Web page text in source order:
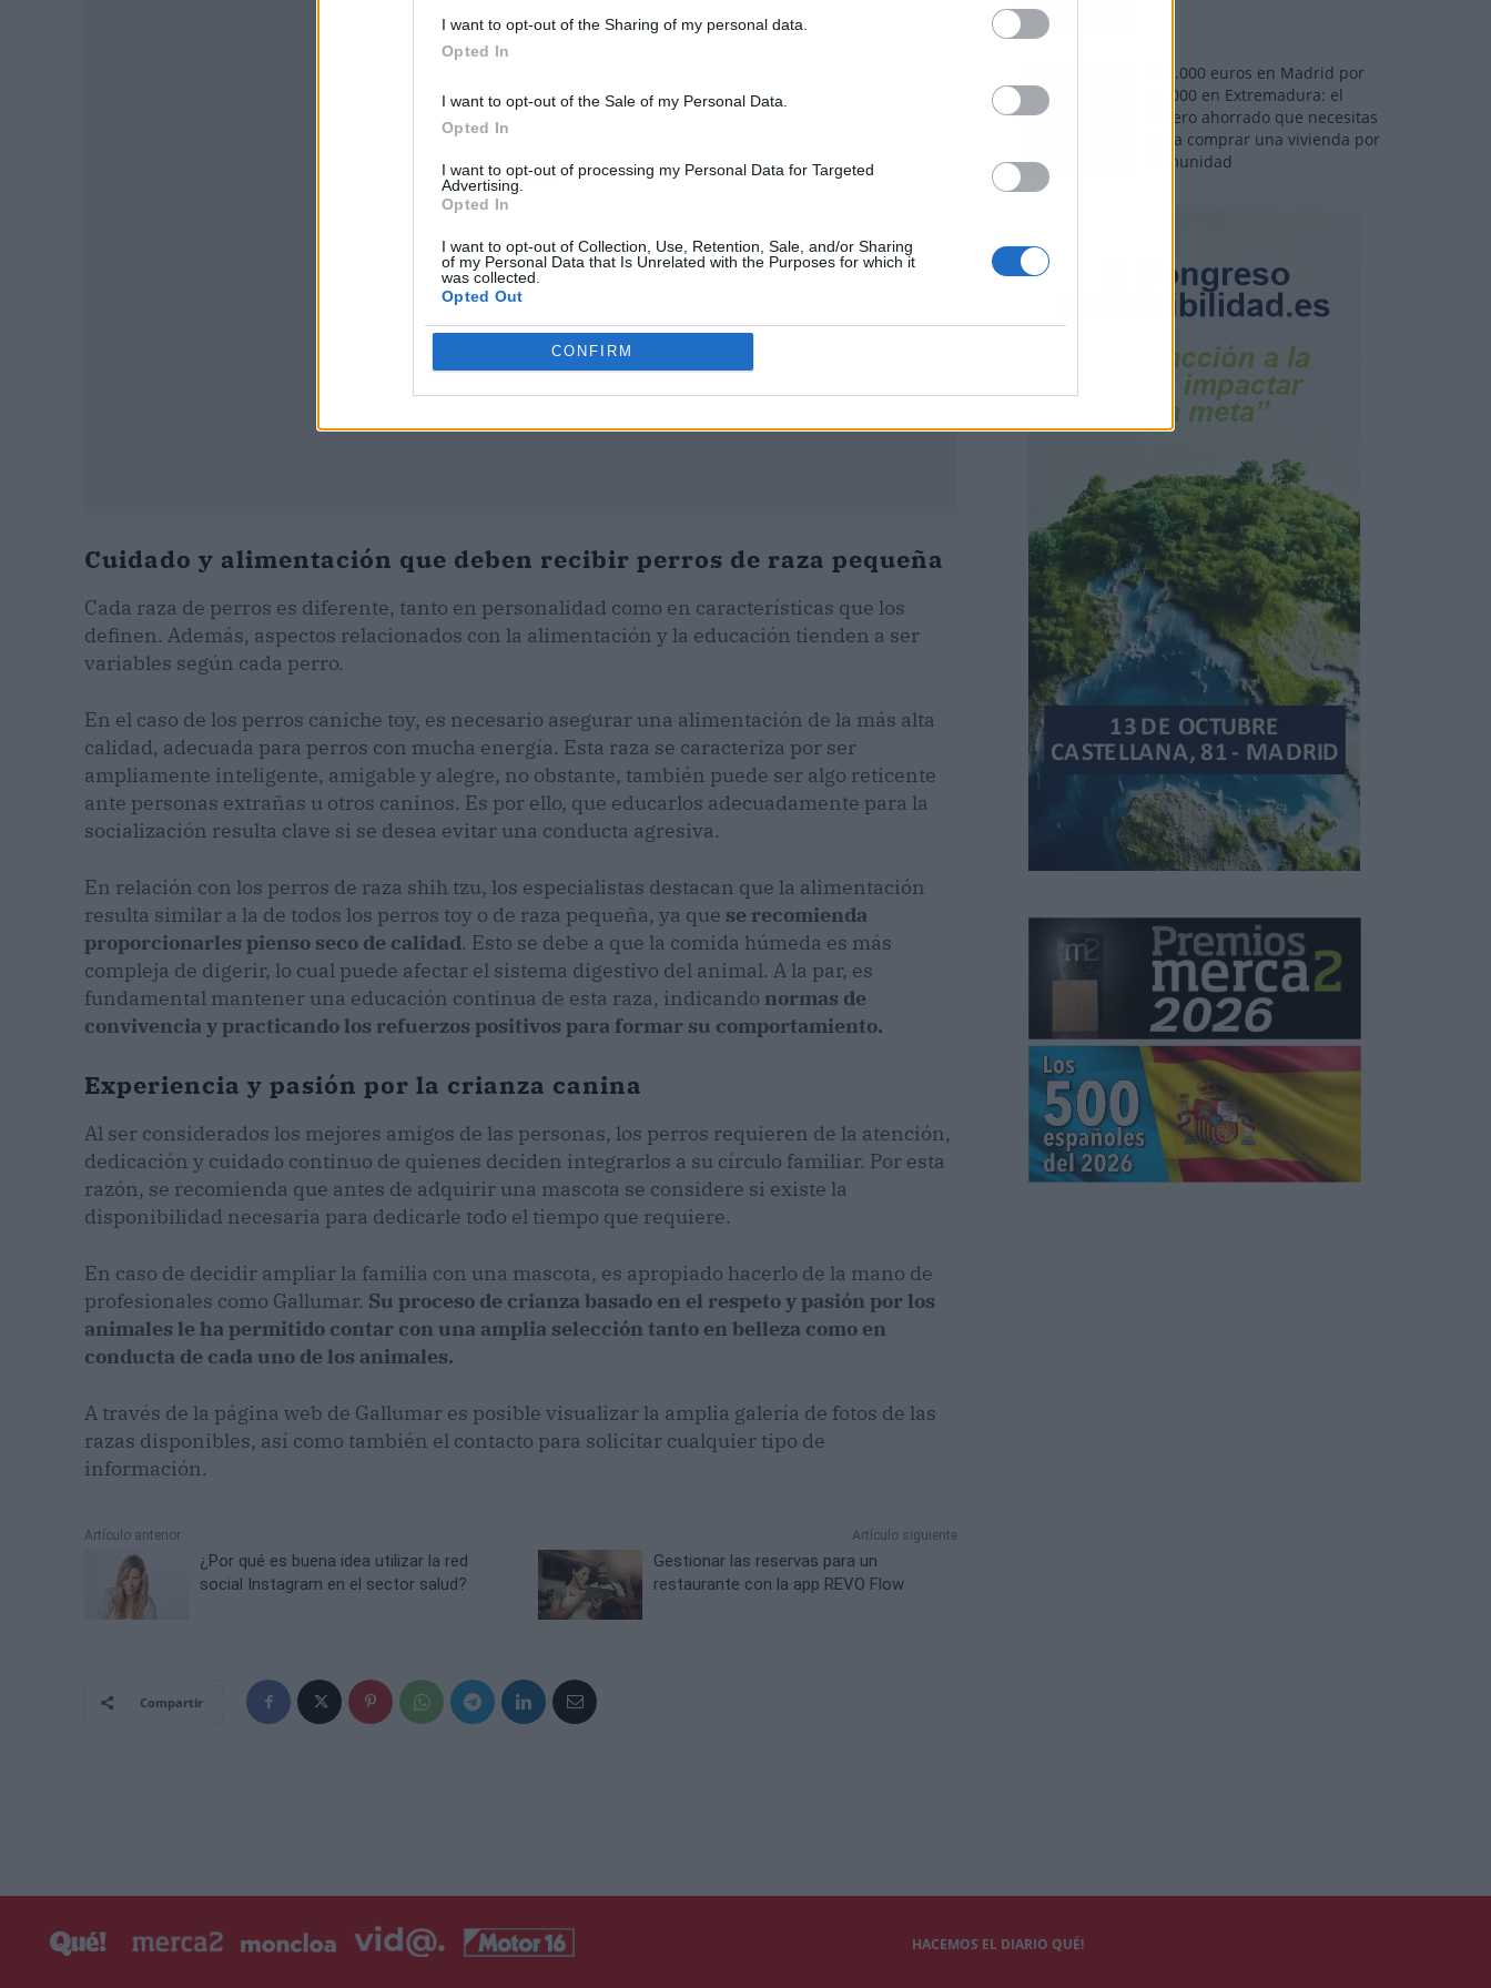
I want to opt-out of the Sharing of my personal data.
Opted In
I want to opt-out of the Sale of my Personal Data.
Opted In
I want to opt-out of processing my Personal Data for Targeted
Advertising.
Opted In
I want to opt-out of Collection, Use, Retention, Sale, and/or Sharing
of my Personal Data that Is Unrelated with the Purposes for which it
was collected.
Opted Out
CONFIRM
Publicidad
Cuidado y alimentación que deben recibir perros de raza pequeña
Cada raza de perros es diferente, tanto en personalidad como en características que los
definen. Además, aspectos relacionados con la alimentación y la educación tienden a ser
variables según cada perro.
En el caso de los perros caniche toy, es necesario asegurar una alimentación de la más alta
calidad, adecuada para perros con mucha energía. Esta raza se caracteriza por ser
ampliamente inteligente, amigable y alegre, no obstante, también puede ser algo reticente
ante personas extrañas u otros caninos. Es por ello, que educarlos adecuadamente para la
socialización resulta clave si se desea evitar una conducta agresiva.
En relación con los perros de raza shih tzu, los especialistas destacan que la alimentación
resulta similar a la de todos los perros toy o de raza pequeña, ya que se recomienda
proporcionarles pienso seco de calidad. Esto se debe a que la comida húmeda es más
compleja de digerir, lo cual puede afectar el sistema digestivo del animal. A la par, es
fundamental mantener una educación continua de esta raza, indicando normas de
convivencia y practicando los refuerzos positivos para formar su comportamiento.
Experiencia y pasión por la crianza canina
Al ser considerados los mejores amigos de las personas, los perros requieren de la atención,
dedicación y cuidado continuo de quienes deciden integrarlos a su círculo familiar. Por esta
razón, se recomienda que antes de adquirir una mascota se considere si existe la
disponibilidad necesaria para dedicarle todo el tiempo que requiere.
En caso de decidir ampliar la familia con una mascota, es apropiado hacerlo de la mano de
profesionales como Gallumar. Su proceso de crianza basado en el respeto y pasión por los
animales le ha permitido contar con una amplia selección tanto en belleza como en
conducta de cada uno de los animales.
A través de la página web de Gallumar es posible visualizar la amplia galería de fotos de las
razas disponibles, así como también el contacto para solicitar cualquier tipo de
información.
Artículo anterior
¿Por qué es buena idea utilizar la red
social Instagram en el sector salud?
Artículo siguiente
Gestionar las reservas para un
restaurante con la app REVO Flow
Compartir
110.000 euros en Madrid por
31.000 en Extremadura: el
dinero ahorrado que necesitas
para comprar una vivienda por
comunidad
HACEMOS EL DIARIO QUÉ!